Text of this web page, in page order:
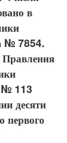
в
№ 7854.
Правления
№ 113
десяти
первого